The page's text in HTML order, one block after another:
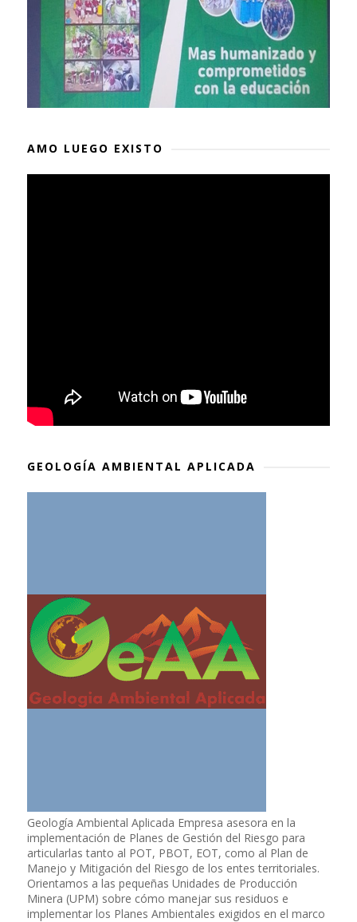
AMO LUEGO EXISTO
GEOLOGÍA AMBIENTAL APLICADA
Geología Ambiental Aplicada Empresa asesora en la
implementación de Planes de Gestión del Riesgo para
articularlas tanto al POT, PBOT, EOT, como al Plan de
Manejo y Mitigación del Riesgo de los entes territoriales.
Orientamos a las pequeñas Unidades de Producción
Minera (UPM) sobre cómo manejar sus residuos e
implementar los Planes Ambientales exigidos en el marco